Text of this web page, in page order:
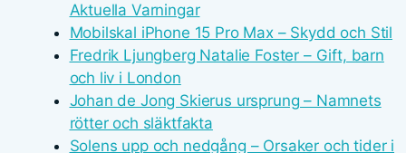
Aktuella Varningar
Mobilskal iPhone 15 Pro Max – Skydd och Stil
Fredrik Ljungberg Natalie Foster – Gift, barn
och liv i London
Johan de Jong Skierus ursprung – Namnets
rötter och släktfakta
Solens upp och nedgång – Orsaker och tider i